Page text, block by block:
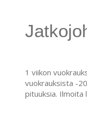
1 viikon
vuokrauksista -
pituuksia. Ilmoita